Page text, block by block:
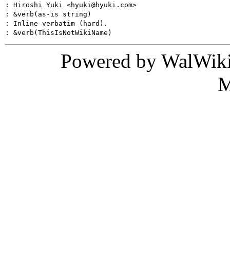
: Hiroshi Yuki <hyuki@hyuki.com>
: &verb(as-is string)
: Inline verbatim (hard).
Powered by